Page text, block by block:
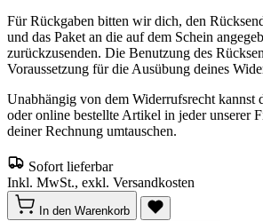
Für Rückgaben bitten wir dich, den
und das Paket an die auf dem Schein
zurückzusenden. Die Benutzung des
Voraussetzung für die Ausübung deines
Unabhängig von dem Widerrufsrecht kannst
oder online bestellte Artikel in jeder unserer
deiner Rechnung umtauschen.
Sofort lieferbar
Inkl. MwSt., exkl. Versandkosten
In den Warenkorb